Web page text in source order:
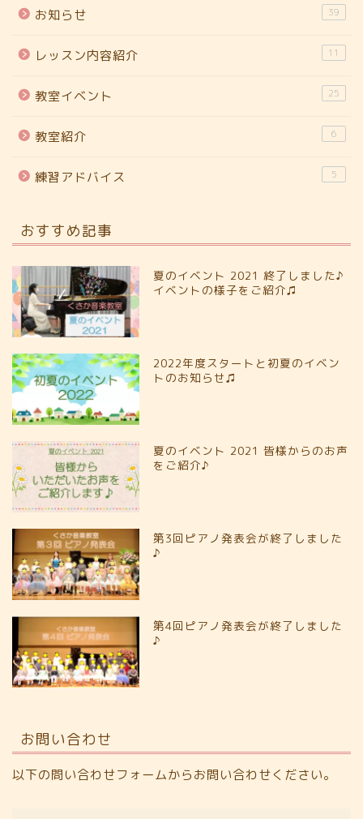
お知らせ 39
レッスン内容紹介 11
教室イベント 25
教室紹介 6
練習アドバイス 5
おすすめ記事
夏のイベント 2021 終了しました♪
イベントの様子をご紹介♫
2022年度スタートと初夏のイベン
トのお知らせ♫
夏のイベント 2021 皆様からのお声
をご紹介♪
第3回ピアノ発表会が終了しました
♪
第4回ピアノ発表会が終了しました
♪
お問い合わせ
以下の問い合わせフォームからお問い合わせください。